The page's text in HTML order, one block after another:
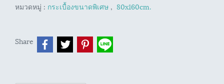
หมวดหมู่ : กระเบื้องขนาดพิเศษ , 80x160cm.
Share